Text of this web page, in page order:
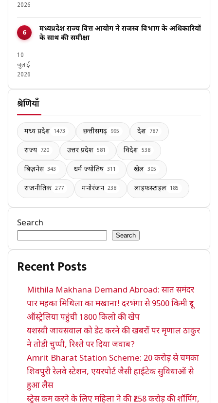
2026
मध्यप्रदेश राज्य वित्त आयोग ने राजस्व विभाग के अधिकारियों
के साथ की समीक्षा
10
जुलाई
2026
श्रेणियाँ
मध्य प्रदेश 1473 छत्तीसगढ़ 995 देश 787
राज्य 720 उत्तर प्रदेश 581 विदेश 538
बिज़नेस 343 धर्म ज्योतिष 311 खेल 305
राजनीतिक 277 मनोरंजन 238 लाइफस्टाइल 185
Search
Search
Recent Posts
Mithila Makhana Demand Abroad: सात समंदर
पार महका मिथिला का मखाना! दरभंगा से 9500 किमी दूर
ऑस्ट्रेलिया पहुंची 1800 किलो की खेप
यशस्वी जायसवाल को डेट करने की खबरों पर मृणाल ठाकुर
ने तोड़ी चुप्पी, रिश्ते पर दिया जवाब?
Amrit Bharat Station Scheme: 20 करोड़ से चमका
शिवपुरी रेलवे स्टेशन, एयरपोर्ट जैसी हाईटेक सुविधाओं से
हुआ लैस
स्ट्रेस कम करने के लिए महिला ने की ₹258 करोड़ की शॉपिंग,